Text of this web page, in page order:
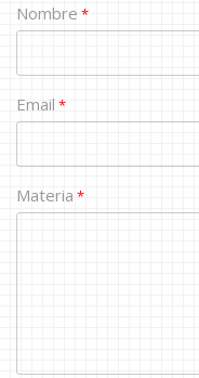
Nombre *
Email *
Materia *